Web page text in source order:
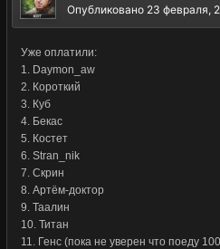
Опубликовано 23 февраля,
Уже оплатили:
1. Daymon_aw
2. Короткий
3. Куб
4. Бекас
5. Костет
6. Stran_nik
7. Скрин
8. Артём-доктор
9. Таалин
10. Титан
11. Генс (пока не уверен что поеду